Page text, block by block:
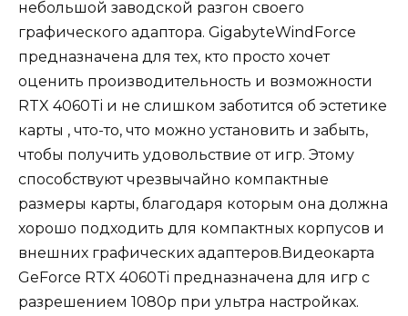
небольшой заводской разгон своего
графического адаптора. GigabyteWindForce
предназначена для тех, кто просто хочет
оценить производительность и возможности
RTX 4060Ti и не слишком заботится об эстетике
карты , что-то, что можно установить и забыть,
чтобы получить удовольствие от игр. Этому
способствуют чрезвычайно компактные
размеры карты, благодаря которым она должна
хорошо подходить для компактных корпусов и
внешних графических адаптеров.Видеокарта
GeForce RTX 4060Ti предназначена для игр с
разрешением 1080p при ультра настройках.